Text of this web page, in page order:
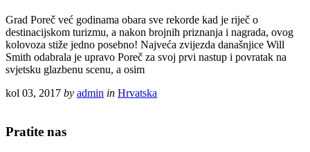
Grad Poreč već godinama obara sve rekorde kad je riječ o
destinacijskom turizmu, a nakon brojnih priznanja i nagrada, ovog
kolovoza stiže jedno posebno! Najveća zvijezda današnjice Will
Smith odabrala je upravo Poreč za svoj prvi nastup i povratak na
svjetsku glazbenu scenu, a osim
kol 03, 2017 by admin in Hrvatska
Pratite nas